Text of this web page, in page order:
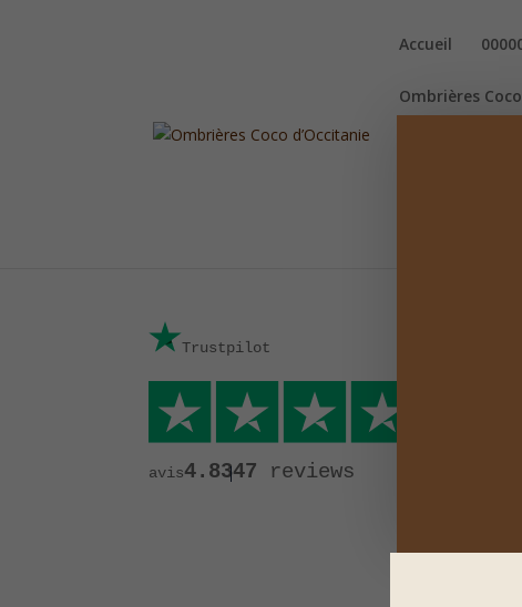
Accueil
Ombrières
Trustpilot
4.8347 reviews